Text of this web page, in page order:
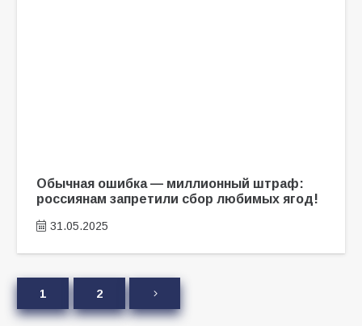
Обычная ошибка — миллионный штраф:
россиянам запретили сбор любимых ягод!
31.05.2025
1 2